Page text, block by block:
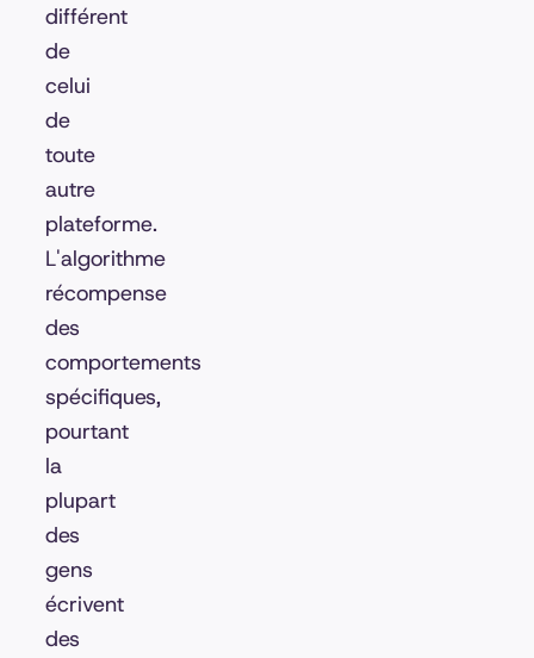
différent
de
celui
de
toute
autre
plateforme.
L'algorithme
récompense
des
comportements
spécifiques,
pourtant
la
plupart
des
gens
écrivent
des